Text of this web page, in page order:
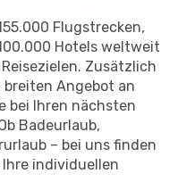
Flugstrecken,
Hotels weltweit
Zusätzlich
breiten Angebot an
bei Ihren nächsten
Badeurlaub,
– bei uns finden
individuellen